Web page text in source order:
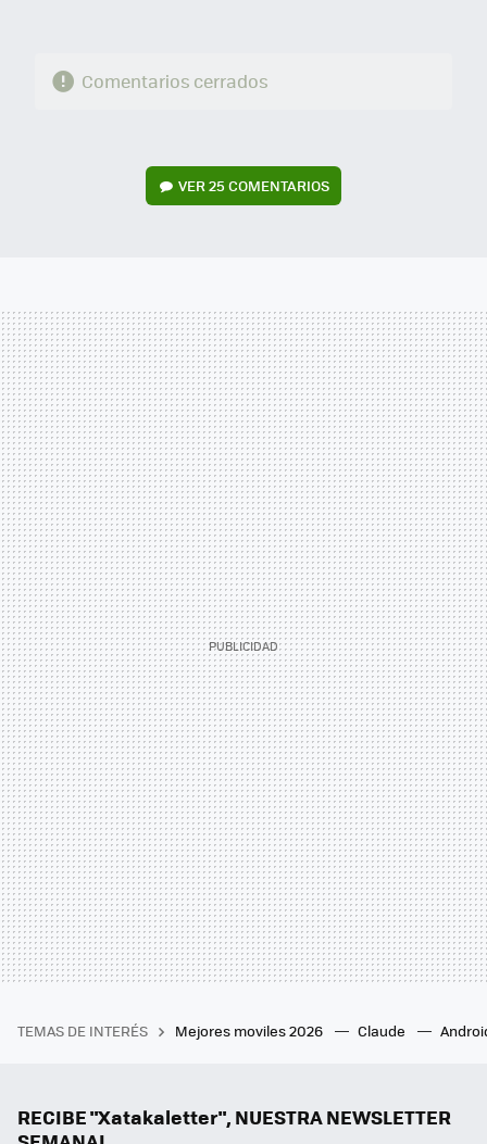
Comentarios cerrados
VER25 COMENTARIOS
TEMAS DE INTERÉS Mejores moviles 2026 Claude
RECIBE "Xatakaletter", NUESTRA NEWSLETTER